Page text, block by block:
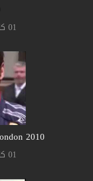
01 كانون الثاني 2013, 12:00 ص
2010 Red Bull Racing Roadshow in London
01 كانون الثاني 2013, 12:00 ص